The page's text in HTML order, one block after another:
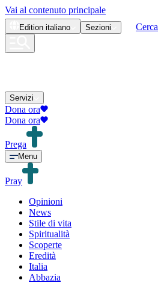
Vai al contenuto principale
Edition italiano Sezioni Cerca
Servizi
Dona ora
Dona ora
Prega
Menu
Pray
Opinioni
News
Stile di vita
Spiritualità
Scoperte
Eredità
Italia
Abbazia